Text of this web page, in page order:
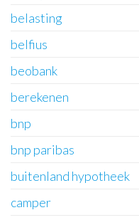
belasting
belfius
beobank
berekenen
bnp
bnp paribas
buitenland hypotheek
camper